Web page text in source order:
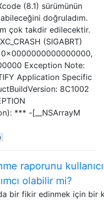
(8.1) sürümünün
doğruladım.
çok takdir edilecektir.
(SIGABRT)
Exception Note:
Application Specific
8C1002
*** -[__NSArrayM
raporunu
olabilir mi?
bir fikir edinmek için bir